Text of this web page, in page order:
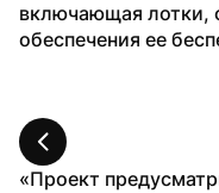
включающая лотки,
обеспечения ее
«Проект